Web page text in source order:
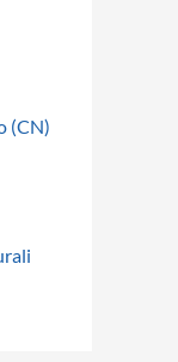
(CN)